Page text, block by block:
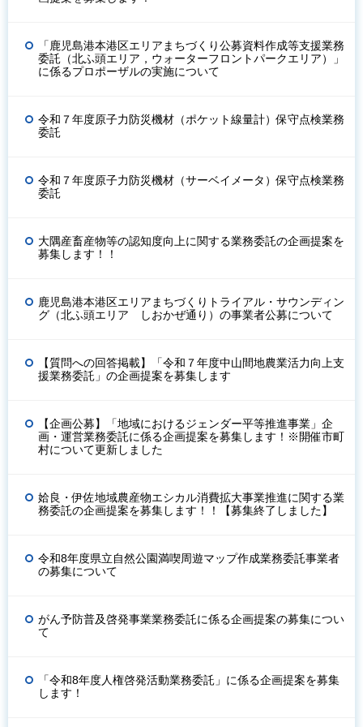
「鹿児島港本港区エリアまちづくり公募資料作成等支援業務
委託（北ふ頭エリア，ウォーターフロントパークエリア）」
に係るプロポーザルの実施について
令和７年度原子力防災機材（ポケット線量計）保守点検業務
委託
令和７年度原子力防災機材（サーベイメータ）保守点検業務
委託
大隅産畜産物等の認知度向上に関する業務委託の企画提案を
募集します！！
鹿児島港本港区エリアまちづくりトライアル・サウンディン
グ（北ふ頭エリア しおかぜ通り）の事業者公募について
【質問への回答掲載】「令和７年度中山間地農業活力向上支
援業務委託」の企画提案を募集します
【企画公募】「地域におけるジェンダー平等推進事業」企
画・運営業務委託に係る企画提案を募集します！※開催市町
村について更新しました
姶良・伊佐地域農産物エシカル消費拡大事業推進に関する業
務委託の企画提案を募集します！！【募集終了しました】
令和8年度県立自然公園満喫周遊マップ作成業務委託事業者
の募集について
がん予防普及啓発事業業務委託に係る企画提案の募集につい
て
「令和8年度人権啓発活動業務委託」に係る企画提案を募集
します！